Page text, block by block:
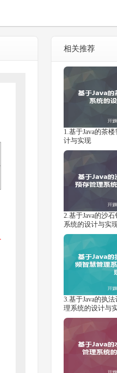
相关推荐
1.基于Java的茶
计与实现
2.基于Java的沙
系统的设计与实
3.基于Java的执
理系统的设计与